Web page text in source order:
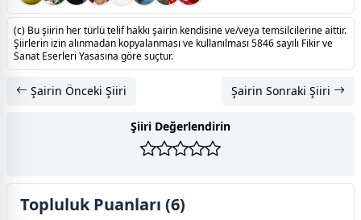
(c) Bu şiirin her türlü telif hakkı şairin kendisine ve/veya temsilcilerine aittir.
Şiirlerin izin alınmadan kopyalanması ve kullanılması 5846 sayılı Fikir ve
Sanat Eserleri Yasasına göre suçtur.
Şairin Önceki Şiiri Şairin Sonraki Şiiri
Şiiri Değerlendirin
Topluluk Puanları (6)